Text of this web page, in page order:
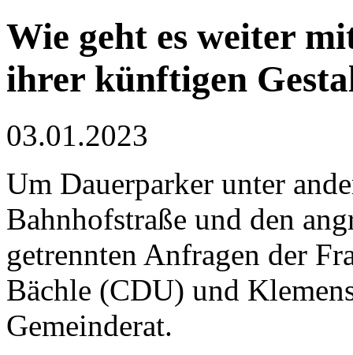
Wie geht es weiter
ihrer künftigen
03.01.2023
Um Dauerparker unter
Bahnhofstraße und den
getrennten Anfragen der
Bächle (CDU) und
Gemeinderat.